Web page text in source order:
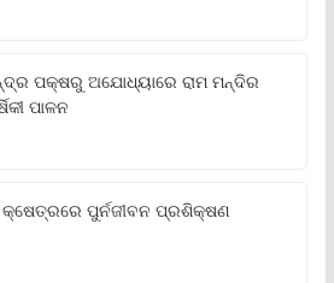
ପକ୍ଷରୁ ଅଯୋଧ୍ୟାରେ ରାମ ମନ୍ଦିର
ପାଳନ
ପୁର୍ନଜୀବନ ପ୍ରଶିକ୍ଷଣ